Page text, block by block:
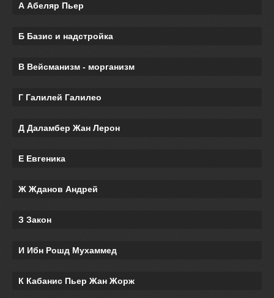
А Абеляр Пьер
Б Базис и надстройка
В Вейсманизм - морганизм
Г Галилей Галилео
Д Даламбер Жан Лерон
Е Евгеника
Ж Жданов Андрей
З Закон
И Ибн Рошд Мухаммед
К Кабанис Пьер Жан Жорж